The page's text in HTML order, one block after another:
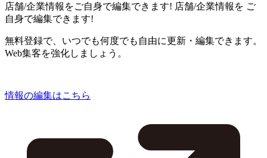
店舗/企業情報をご自身で編集できます! 店舗/企業情報を ご
自身で編集できます!
無料登録で、いつでも何度でも自由に更新・編集できます。
Web集客を強化しましょう。
情報の編集はこちら